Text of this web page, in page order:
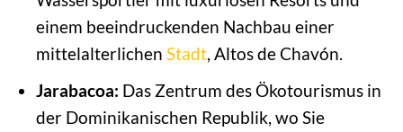
einem beeindruckenden Nachbau einer
mittelalterlichen Stadt, Altos de Chavón.
Jarabacoa: Das Zentrum des Ökotourismus in
der Dominikanischen Republik, wo Sie